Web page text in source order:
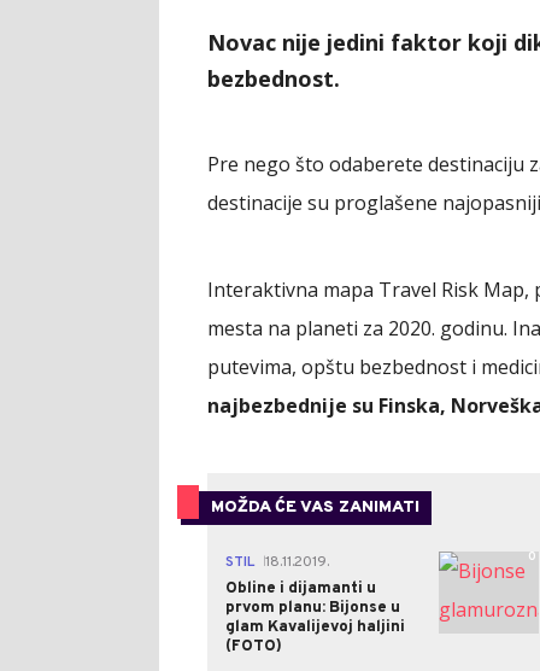
Novac nije jedini faktor koji
bezbednost.
Pre nego što odaberete destinaciju
destinacije su proglašene
Interaktivna mapa Travel Risk Map,
mesta na planeti za 2020. godinu.
putevima, opštu bezbednost i
najbezbednije su Finska,
MOŽDA ĆE VAS ZANIMATI
STIL 18.11.2019.
Obline i dijamanti u
prvom planu: Bijonse u
glam Kavalijevoj haljini
(FOTO)
0